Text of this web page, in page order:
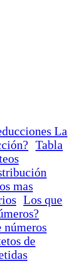
La
Tabla
mas
Los que
números
de